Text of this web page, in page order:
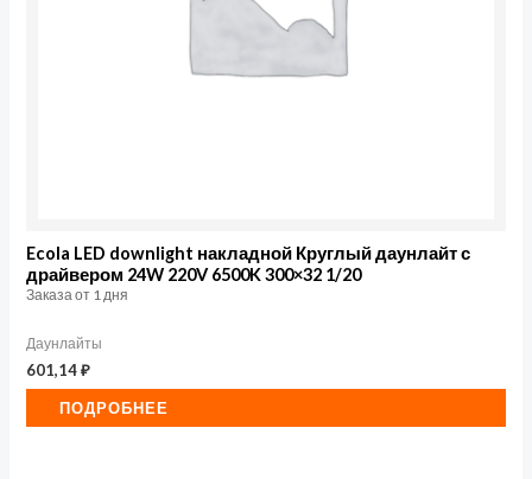
Ecola LED downlight накладной Круглый даунлайт с
драйвером 24W 220V 6500K 300×32 1/20
Заказа от 1 дня
Даунлайты
601,14₽
ПОДРОБНЕЕ